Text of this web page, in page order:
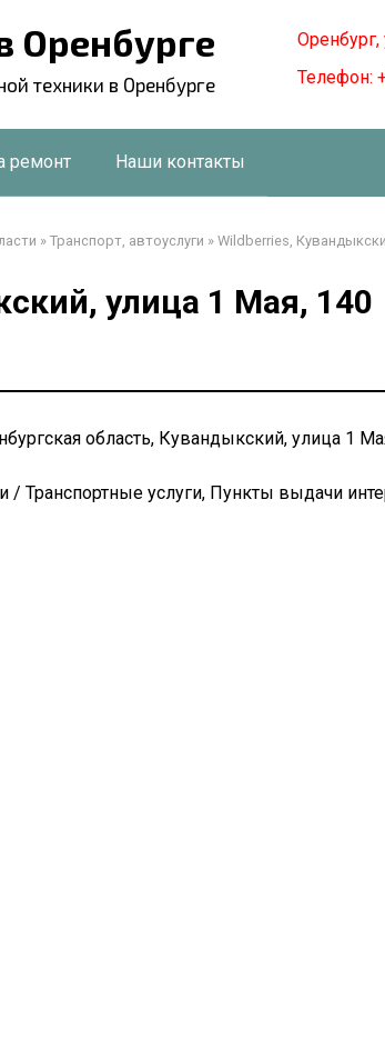
Оренбурге
техники в Оренбурге
Телефон:
ремонт Наши контакты
» Транспорт, автоуслуги » Wildberries,
улица 1 Мая, 140
область, Кувандыкский, улица 1
/ Транспортные услуги, Пункты выдачи